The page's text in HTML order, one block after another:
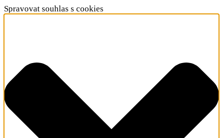
Spravovat souhlas s cookies